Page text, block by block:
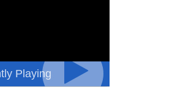
Playing